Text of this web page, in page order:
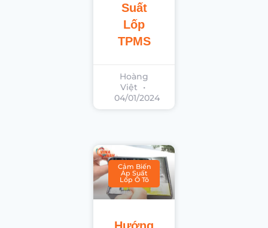
Suất
Lốp
TPMS
Hoàng
Việt
04/01/2024
Cảm Biến
Áp Suất
Lốp Ô Tô